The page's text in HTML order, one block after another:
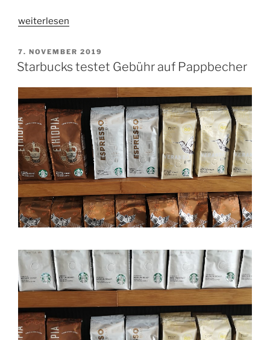
„Nestle:
Wintervarianten
von
Home“
weiterlesen
VERÖFFENTLICHT
AM
7. NOVEMBER 2019
Starbucks testet Gebühr auf Pappbecher